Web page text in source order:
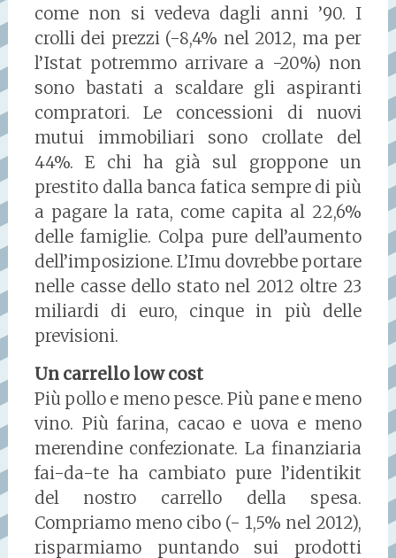
come non si vedeva dagli anni ’90. I
crolli dei prezzi (-8,4% nel 2012, ma per
l’Istat potremmo arrivare a -20%) non
sono bastati a scaldare gli aspiranti
compratori. Le concessioni di nuovi
mutui immobiliari sono crollate del
44%. E chi ha già sul groppone un
prestito dalla banca fatica sempre di più
a pagare la rata, come capita al 22,6%
delle famiglie. Colpa pure dell’aumento
dell’imposizione. L’Imu dovrebbe portare
nelle casse dello stato nel 2012 oltre 23
miliardi di euro, cinque in più delle
previsioni.
Un carrello low cost
Più pollo e meno pesce. Più pane e meno
vino. Più farina, cacao e uova e meno
merendine confezionate. La finanziaria
fai-da-te ha cambiato pure l’identikit
del nostro carrello della spesa.
Compriamo meno cibo (- 1,5% nel 2012),
risparmiamo puntando sui prodotti